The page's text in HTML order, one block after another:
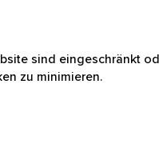
sind eingeschränkt
zu minimieren.